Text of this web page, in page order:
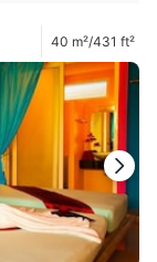
40 m²/431 ft²